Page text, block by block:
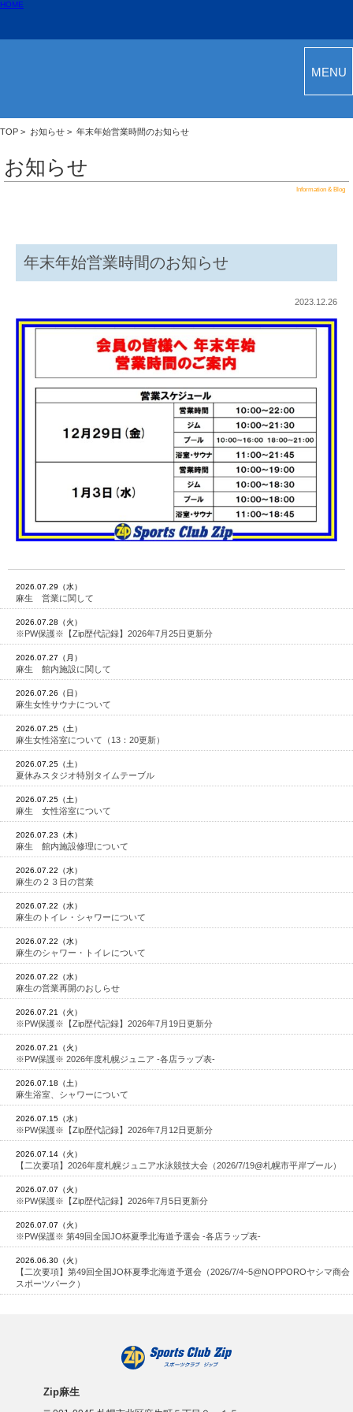
MENU
HOME
TOP > お知らせ > 年末年始営業時間のお知らせ
お知らせ
Information & Blog
年末年始営業時間のお知らせ
2023.12.26
2026.07.29（水）
麻生 営業に関して
2026.07.28（火）
※PW保護※【Zip歴代記録】2026年7月25日更新分
2026.07.27（月）
麻生 館内施設に関して
2026.07.26（日）
麻生女性サウナについて
2026.07.25（土）
麻生女性浴室について（13：20更新）
2026.07.25（土）
夏休みスタジオ特別タイムテーブル
2026.07.25（土）
麻生 女性浴室について
2026.07.23（木）
麻生 館内施設修理について
2026.07.22（水）
麻生の２３日の営業
2026.07.22（水）
麻生のトイレ・シャワーについて
2026.07.22（水）
麻生のシャワー・トイレについて
2026.07.22（水）
麻生の営業再開のおしらせ
2026.07.21（火）
※PW保護※【Zip歴代記録】2026年7月19日更新分
2026.07.21（火）
※PW保護※ 2026年度札幌ジュニア -各店ラップ表-
2026.07.18（土）
麻生浴室、シャワーについて
2026.07.15（水）
※PW保護※【Zip歴代記録】2026年7月12日更新分
2026.07.14（火）
【二次要項】2026年度札幌ジュニア水泳競技大会（2026/7/19@札幌市平岸プール）
2026.07.07（火）
※PW保護※【Zip歴代記録】2026年7月5日更新分
2026.07.07（火）
※PW保護※ 第49回全国JO杯夏季北海道予選会 -各店ラップ表-
2026.06.30（火）
【二次要項】第49回全国JO杯夏季北海道予選会（2026/7/4~5@NOPPOROヤシマ商会
スポーツパーク）
Zip麻生